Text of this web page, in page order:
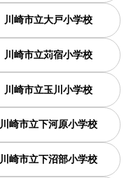
川崎市立大戸小学校
川崎市立苅宿小学校
川崎市立玉川小学校
川崎市立下河原小学校
川崎市立下沼部小学校